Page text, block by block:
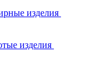
изделия
изделия